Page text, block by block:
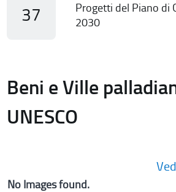
37
Progetti del Piano di
2030
Beni e Ville
UNESCO
No Images found.